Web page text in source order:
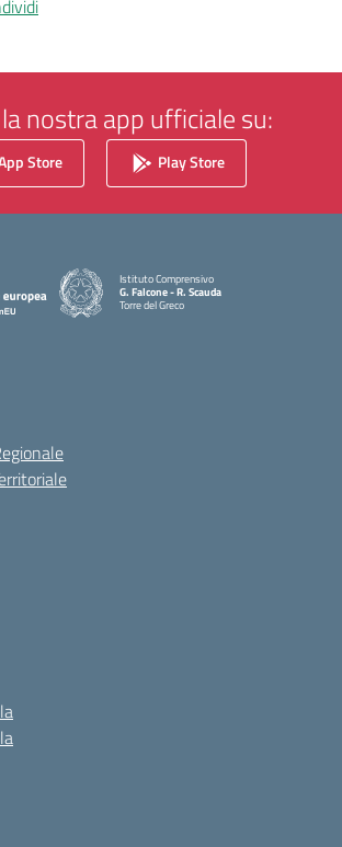
nostra app ufficiale su:
Store Play Store
Istituto Comprensivo
G. Falcone - R. Scauda
Torre del Greco